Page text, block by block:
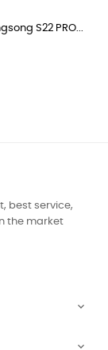
S22 PRO...
best service,
the market

